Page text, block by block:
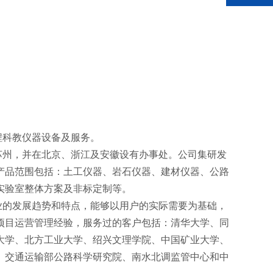
教仪器设备及服务。
并在北京、浙江及安徽设有办事处。公司集研发
范围包括：土工仪器、岩石仪器、建材仪器、公路
室整体方案及非标定制等。
展趋势和特点，能够以用户的实际需要为基础，
运营管理经验，服务过的客户包括：清华大学、同
、北方工业大学、绍兴文理学院、中国矿业大学、
通运输部公路科学研究院、南水北调监管中心和中